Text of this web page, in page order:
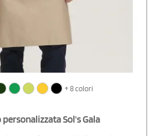
+ 8 colori
Sol's Gala